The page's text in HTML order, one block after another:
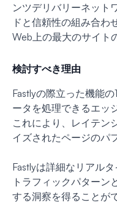
ンツデリバリーネット
ドと信頼性の組み合わ
Web上の最大のサイト
検討すべき理由
Fastlyの際立った機能
ータを処理できるエッ
これにより、レイテン
イズされたページのパ
Fastlyは詳細なリアル
トラフィックパターン
する洞察を得ることが